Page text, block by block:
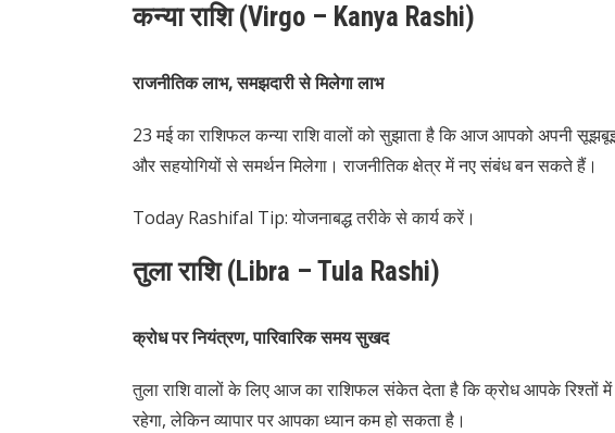
कन्या राशि (Virgo – Kanya Rashi)
राजनीतिक लाभ, समझदारी से मिलेगा लाभ
23 मई का राशिफल कन्या राशि वालों को सुझाता है कि आज आपको अपनी
और सहयोगियों से समर्थन मिलेगा। राजनीतिक क्षेत्र में नए संबंध बन सकते हैं।
Today Rashifal Tip: योजनाबद्ध तरीके से कार्य करें।
तुला राशि (Libra – Tula Rashi)
क्रोध पर नियंत्रण, पारिवारिक समय सुखद
तुला राशि वालों के लिए आज का राशिफल संकेत देता है कि क्रोध आपके रिश्तों में
रहेगा, लेकिन व्यापार पर आपका ध्यान कम हो सकता है।